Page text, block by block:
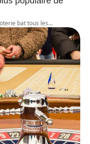
bat tous les…